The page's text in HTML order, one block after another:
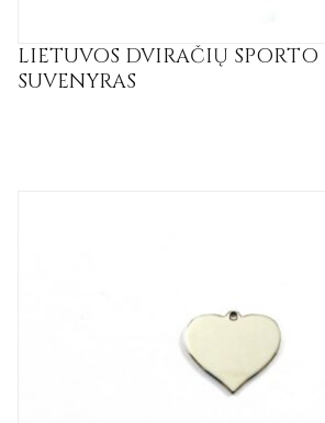
LIETUVOS DVIRAČIŲ SPORTO
SUVENYRAS